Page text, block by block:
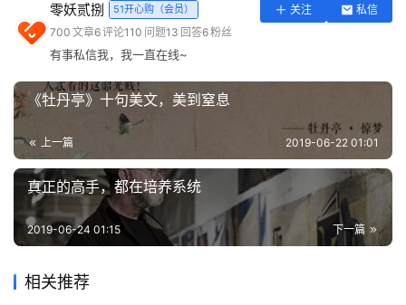
用
工
问
答
专
区
常
网
登录 注册
下面综合相关作品及网络资料，整理出大哲学家简介及其核
心思想（主要是语录），供各位完善人生修养研读。
一、思想范式的创造者
零妖贰捌 51开心购（会员） 关注
私信
700 文章6评论110 问题13 回答6粉丝
有事私信我，我一直在线~
《牡丹亭》十句美文，美到窒息
上一篇 2019-06-22 01:01
真正的高手，都在培养系统
下一篇
2019-06-24 01:15
相关推荐